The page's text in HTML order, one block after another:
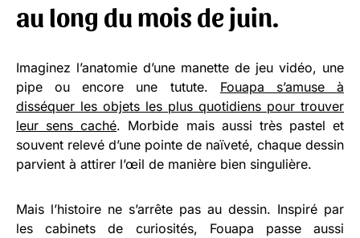
au long du mois de juin.
Imaginez l’anatomie d’une manette de jeu vidéo, une
pipe ou encore une tutute. Fouapa s’amuse à
disséquer les objets les plus quotidiens pour trouver
leur sens caché. Morbide mais aussi très pastel et
souvent relevé d’une pointe de naïveté, chaque dessin
parvient à attirer l’œil de manière bien singulière.
Mais l’histoire ne s’arrête pas au dessin. Inspiré par
les cabinets de curiosités, Fouapa passe aussi